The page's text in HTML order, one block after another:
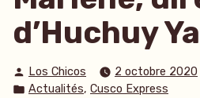
d’Huchuy
Publié
par
Los Chicos
2 octobre 2020
Publié
Actualités, Cusco Express